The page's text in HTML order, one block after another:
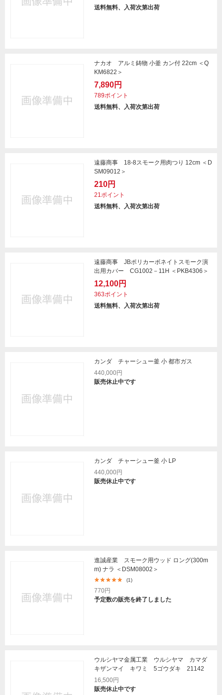
送料無料、入荷次第出荷
ナカオ アルミ鋳物 小釜 カン付 22cm ＜Q
KM6822＞
7,890円
789ポイント
送料無料、入荷次第出荷
遠藤商事 18-8スモーク用肉つり 12cm ＜D
SM09012＞
210円
21ポイント
送料無料、入荷次第出荷
遠藤商事 JBポリカーボネイトスモーク演
出用カバー CG1002－11H ＜PKB4306＞
12,100円
363ポイント
送料無料、入荷次第出荷
カンダ チャーシュー釜 小 都市ガス
440,000円
販売休止中です
カンダ チャーシュー釜 小 LP
440,000円
販売休止中です
進誠産業 スモーク用ウッド ロング(300m
m) ナラ ＜DSM08002＞
(1)
770円
予定数の販売を終了しました
ウルシヤマ金属工業 ウルシヤマ カマダ
キザンマイ キワミ 5ゴウダキ 21142
16,500円
販売休止中です